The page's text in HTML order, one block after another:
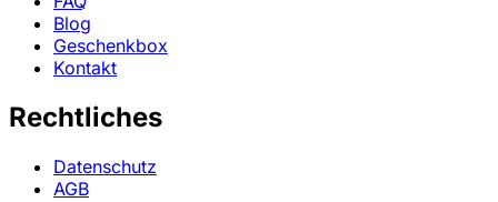
Blog
Geschenkbox
Kontakt
Rechtliches
Datenschutz
AGB